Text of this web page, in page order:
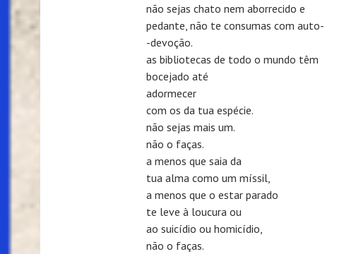
não sejas chato nem aborrecido e
pedante, não te consumas com auto-
-devoção.
as bibliotecas de todo o mundo têm
bocejado até
adormecer
com os da tua espécie.
não sejas mais um.
não o faças.
a menos que saia da
tua alma como um míssil,
a menos que o estar parado
te leve à loucura ou
ao suicídio ou homicídio,
não o faças.